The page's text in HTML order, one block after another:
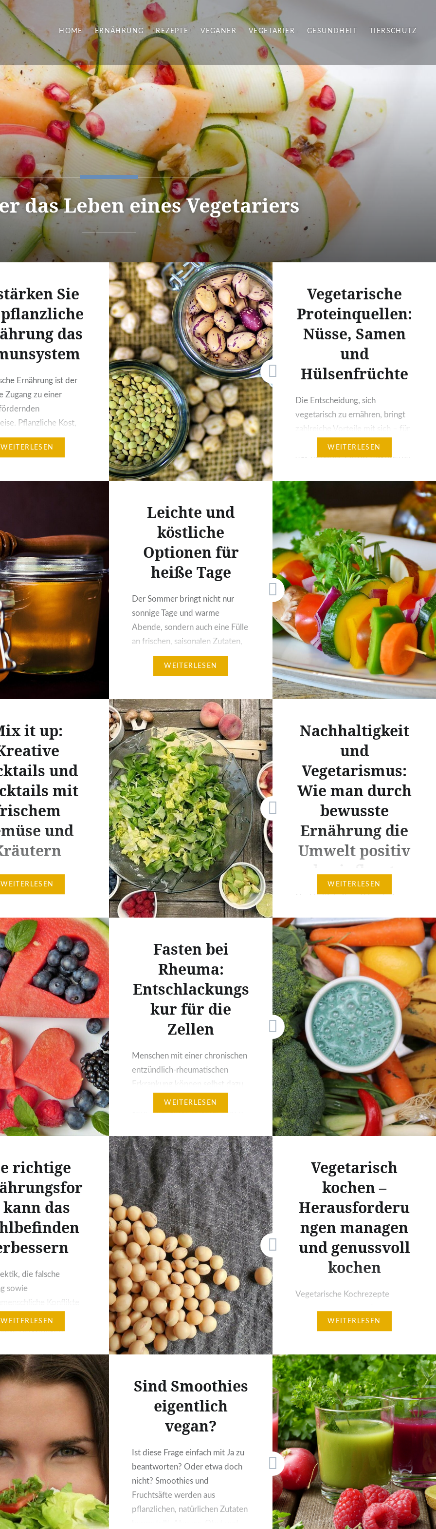
HOME ERNÄHRUNG REZEPTE VEGANER VEGETARIER GESUNDHEIT TIERSCHUTZ
das Leben eines Vegetariers
Sie
das
Ernährung ist der
Zugang zu einer
Pflanzliche Kost,
Faserstoffen,
und sekundären
Wirkung auf das
Dabei wird nicht nur
beflügelt,
der Organismus
um den täglichen
mit
WEITERLESEN
Vegetarische
Proteinquellen:
Nüsse, Samen
und
Hülsenfrüchte
Die Entscheidung, sich
vegetarisch zu ernähren, bringt
zahlreiche Vorteile mit sich – für
die Gesundheit, die Umwelt und
das Tierwohl. Ein oft diskutierter
Versorgung mit Proteinen. Doch
keine Sorge: Die Pflanzenwelt
bietet zahlreiche proteinreiche
Lebensmittel, die eine
ausgewogene Ernährung
unterstützen können. Besonders
Nüsse, Samen und
Hülsenfrüchte spielen hier eine
große…
WEITERLESEN
Leichte und
köstliche
Optionen für
heiße Tage
Der Sommer bringt nicht nur
sonnige Tage und warme
Abende, sondern auch eine Fülle
an frischen, saisonalen Zutaten,
die in vegetarischen Gerichten
besonders gut zur Geltung
Temperaturen verändert sich oft
auch das Essverhalten. Leichte,
erfrischende und nahrhafte
Mahlzeiten treten an die Stelle
von schweren, wärmenden
Gerichten. Dieser Artikel
beleuchtet die besten
Lebensmittel…
WEITERLESEN
it up:
und
mit
und
der Cocktails und
wenn
Blick über die üblichen
erweitert.
und
Kräuter spielen hier
indem sie nicht
spannende
sorgen,
die Möglichkeit
und gesünder
WEITERLESEN
Nachhaltigkeit
und
Vegetarismus:
Wie man durch
bewusste
Ernährung die
Umwelt positiv
beeinflusst
Nachhaltigkeit und Vegetarismus
verbundene Themen, die eine
große Rolle bei der Gestaltung
einer umweltfreundlichen
Zukunft spielen. Die bewusste
Entscheidung, sich vegetarisch
zu ernähren, kann einen
bedeutenden Einfluss auf die
Umwelt haben. Von der
Reduzierung des ökologischen
Fußabdrucks über den Schutz
der natürlichen Ressourcen bis
hin zur Erhaltung der
Biodiversität – die…
WEITERLESEN
Fasten bei
Rheuma:
Entschlackungs
kur für die
Zellen
Menschen mit einer chronischen
entzündlich-rheumatischen
Erkrankung können selbst dazu
beitragen, dass es ihnen besser
geht. Eine ausgewogene, durch
unterstützte Ernährung und
regelmäßige Bewegung
ergänzen eine medikamentöse
Therapie. Rheumatiker kennen
das: Bestimmte Lebensmittel
können Krankheitsschübe
auslösen. Insbesondere rotes
Fleisch und Wurstwaren, aber
auch Eigelb, Milch und
Milchprodukte mit hohem
Fettanteil sowie Alkohol
befeuern Entzündungen…
WEITERLESEN
richtige
das
die falsche
sowie
Konflikte
langfristig auf das
Belastungen
sowie unsere
in Mitleidenschaft
werden. Insbesondere
alltäglichen
spielen
was ist zu tun, wenn
immer weiter
und sich diese negativ
WEITERLESEN
Vegetarisch
kochen –
Herausforderu
ngen managen
und genussvoll
kochen
Vegetarische Kochrezepte
immer mehr Menschen lassen
der vielen Vorteile einer
vegetarischen Diät kann man
aber auch die vielen
Herausforderungen nicht
vergessen. Wir wollen in diesem
Artikel besonders auf die
Vorzüge einer vegetarischen
Diät eingehen, dabei aber nicht
vergessen, dass viele
Herausforderungen auch…
WEITERLESEN
Sind Smoothies
eigentlich
vegan?
Ist diese Frage einfach mit Ja zu
beantworten? Oder etwa doch
nicht? Smoothies und
Fruchtsäfte werden aus
pflanzlichen, natürlichen Zutaten